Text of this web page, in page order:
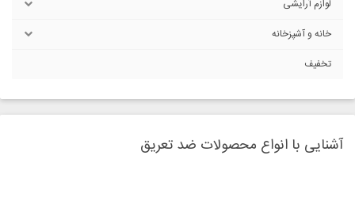
لوازم آرایشی
خانه و آشپزخانه
تخفیف
آشنایی با انواع محصولات ضد تعریق